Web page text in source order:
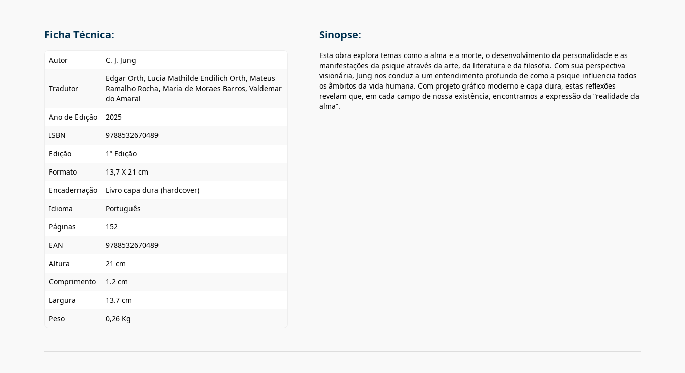
Ficha Técnica:
Autor C. J. Jung
Tradutor
Edgar Orth, Lucia Mathilde Endilich Orth, Mateus
Ramalho Rocha, Maria de Moraes Barros, Valdemar
do Amaral
Ano de Edição
2025
ISBN
9788532670489
Edição
1ª Edição
Formato
13,7 X 21 cm
Encadernação
Livro capa dura (hardcover)
Idioma
Português
Páginas
152
EAN
9788532670489
Altura
21 cm
Comprimento
1.2 cm
Largura
13.7 cm
Peso
0,26 Kg
Sinopse:
Esta obra explora temas como a alma e a morte, o desenvolvimento da personalidade e as
manifestações da psique através da arte, da literatura e da filosofia. Com sua perspectiva
visionária, Jung nos conduz a um entendimento profundo de como a psique influencia todos
os âmbitos da vida humana. Com projeto gráfico moderno e capa dura, estas reflexões
revelam que, em cada campo de nossa existência, encontramos a expressão da “realidade da
alma”.